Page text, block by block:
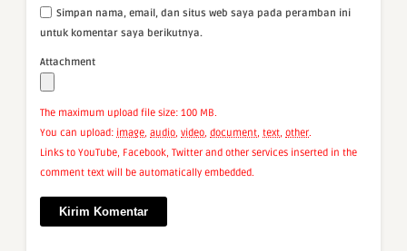
Simpan nama, email, dan situs web saya pada peramban ini
untuk komentar saya berikutnya.
Attachment
The maximum upload file size: 100 MB.
You can upload: image, audio, video, document, text, other.
Links to YouTube, Facebook, Twitter and other services inserted in the
comment text will be automatically embedded.